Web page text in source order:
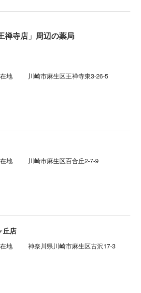
禅寺店」周辺の薬局
地 川崎市麻生区王禅寺東3-26-5
地 川崎市麻生区百合丘2-7-9
丘店
地 神奈川県川崎市麻生区古沢17-3